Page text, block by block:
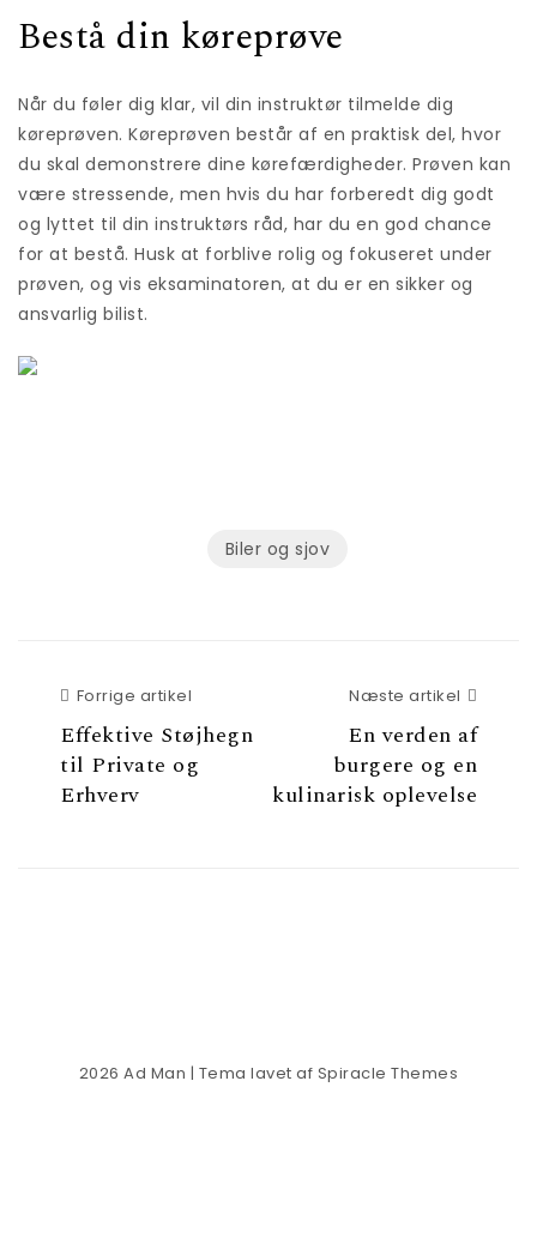
Bestå din køreprøve
Når du føler dig klar, vil din instruktør tilmelde dig
køreprøven. Køreprøven består af en praktisk del, hvor
du skal demonstrere dine kørefærdigheder. Prøven kan
være stressende, men hvis du har forberedt dig godt
og lyttet til din instruktørs råd, har du en god chance
for at bestå. Husk at forblive rolig og fokuseret under
prøven, og vis eksaminatoren, at du er en sikker og
ansvarlig bilist.
Biler og sjov
Forrige artikel
Effektive Støjhegn
til Private og
Erhverv
Næste artikel
En verden af
burgere og en
kulinarisk oplevelse
2026Ad Man | Tema lavet af Spiracle Themes